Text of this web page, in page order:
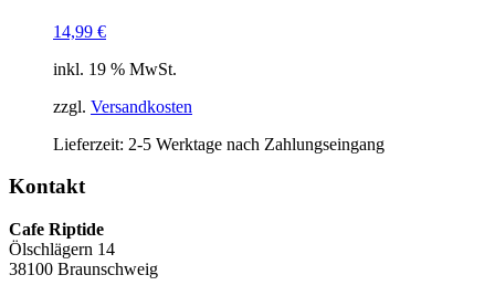
14,99 €
inkl. 19 % MwSt.
zzgl. Versandkosten
Lieferzeit: 2-5 Werktage nach Zahlungseingang
Kontakt
Cafe Riptide
Ölschlägern 14
38100 Braunschweig